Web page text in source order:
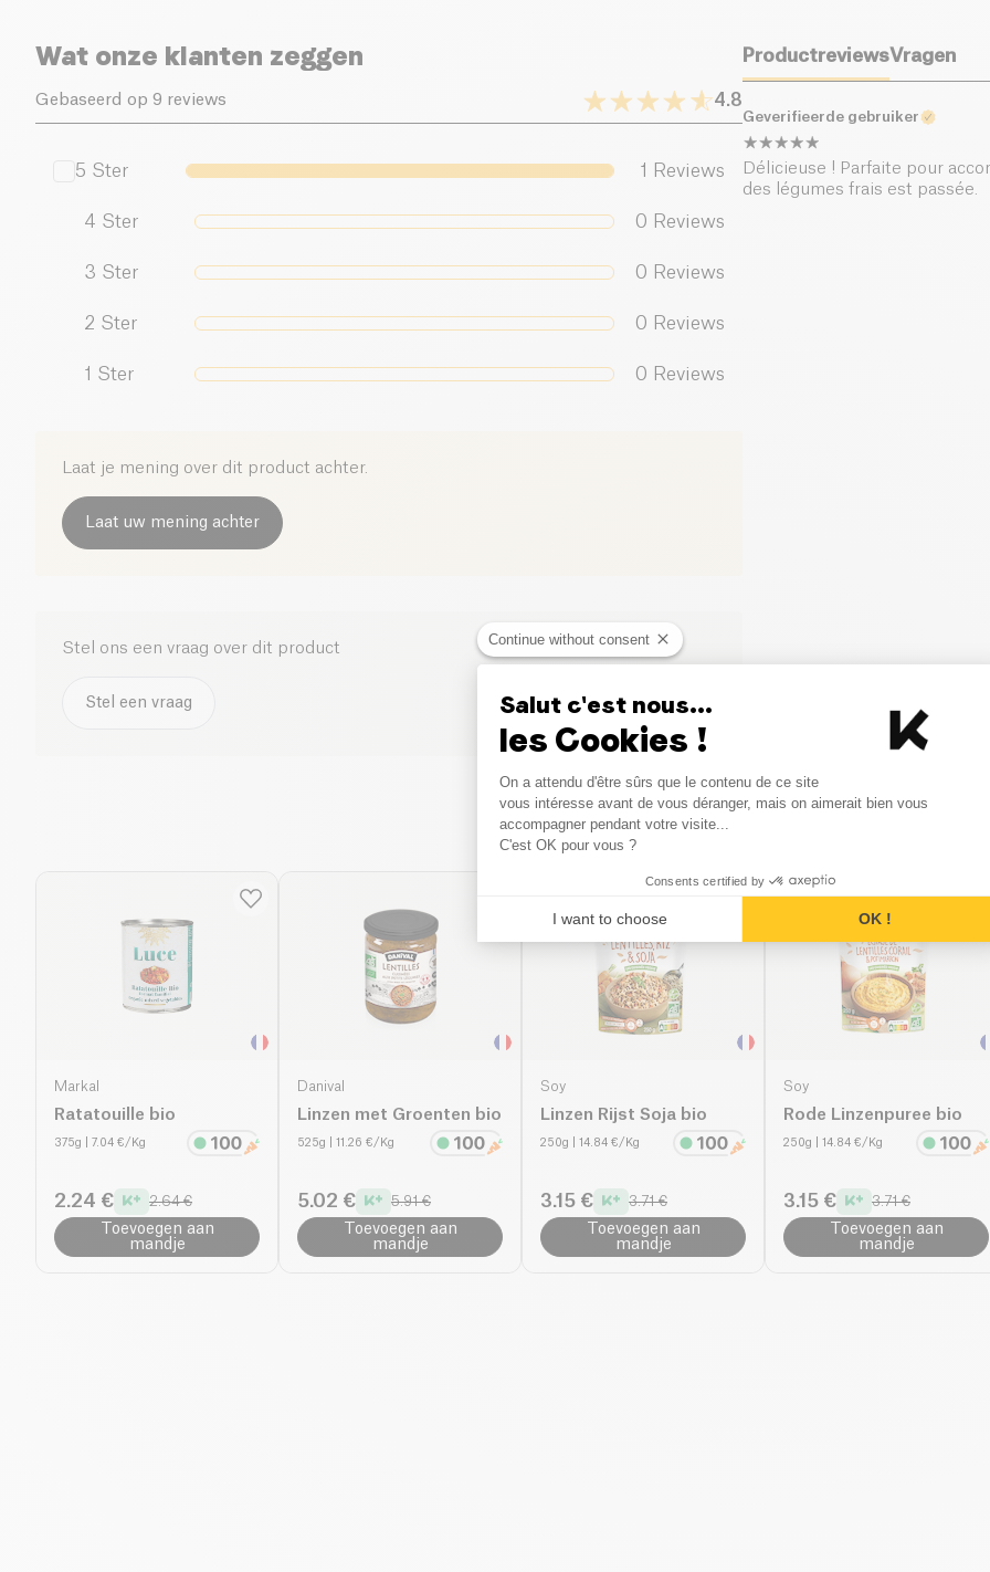
Zout (g)
Wat onze klanten zeggen
Gebaseerd op 9 reviews 4.8
5 Ster 1 Reviews
4 Ster 0 Reviews
3 Ster 0 Reviews
2 Ster 0 Reviews
1 Ster 0 Reviews
Laat je mening over dit product achter.
Laat uw mening achter
Stel ons een vraag over dit product
Stel een vraag
ProductreviewsVragen
Geverifieerde gebruiker
Délicieuse ! Parfaite pour
des légumes frais est passée.
Vergelijkbare producten
Markal
Ratatouille bio
375g | 7.04 €/Kg
2.24 € 2.64 €
Toevoegen aan
mandje
Danival
Linzen met Groenten bio
525g | 11.26 €/Kg
5.02 € 5.91 €
Toevoegen aan
mandje
Soy
Linzen Rijst Soja bio
250g | 14.84 €/Kg
3.15 € 3.71 €
Toevoegen aan
mandje
Soy
Rode Linzenpuree bio
250g | 14.84 €/Kg
3.15 € 3.71 €
Toevoegen aan
mandje
Continue without consent
Salut c'est nous...
les Cookies !
Consent Management
On a attendu d'être sûrs que le contenu de ce site
vous intéresse avant de vous déranger, mais on aimerait bien vous
accompagner pendant votre visite...
C'est OK pour vous ?
Consents certified by
I want to choose OK !
Axeptio consent